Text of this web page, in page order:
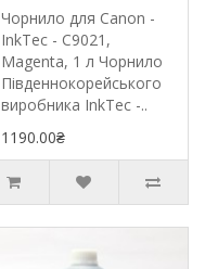
Чорнило для Canon -
InkTec - C9021,
Magenta, 1 л Чорнило
Південнокорейського
виробника InkTec -..
1190.00₴